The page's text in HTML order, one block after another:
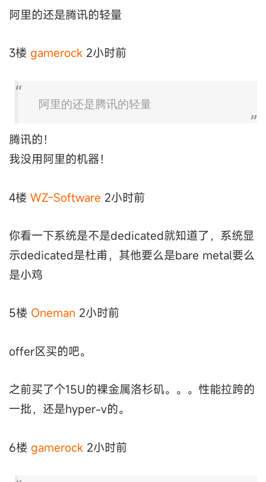
阿里的还是腾讯的轻量
3楼 gamerock 2小时前
阿里的还是腾讯的轻量
腾讯的！
我没用阿里的机器！
4楼 WZ-Software 2小时前
你看一下系统是不是dedicated就知道了，系统显
示dedicated是杜甫，其他要么是bare metal要么
是小鸡
5楼 Oneman 2小时前
offer区买的吧。
之前买了个15U的裸金属洛杉矶。。。性能拉跨的
一批，还是hyper-v的。
6楼 gamerock 2小时前